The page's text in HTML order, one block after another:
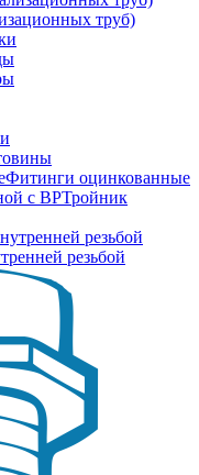
труб)
Фитинги оцинкованные
Тройник
резьбой